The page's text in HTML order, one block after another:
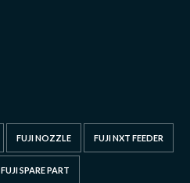
FUJI NOZZLE FUJI NXT FEEDER
FUJI SPARE PART